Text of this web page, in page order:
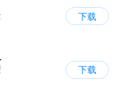
下载
3
下载